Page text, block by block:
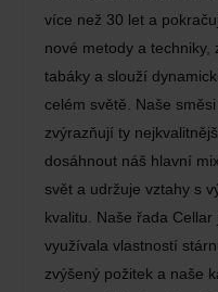
více než 30 let a
nové metody a
tabáky a slouží
celém světě. Naše
zvýrazňují ty
dosáhnout náš hlavní
svět a udržuje vztahy s
kvalitu. Naše řada
využívala vlastností
zvýšený požitek a naše